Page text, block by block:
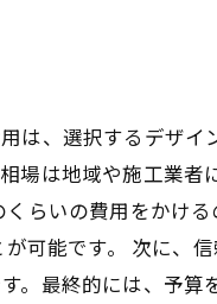
は、選択するデザイ
場は地域や施工業者
らいの費用をかける
可能です。 次に、
。最終的には、予算